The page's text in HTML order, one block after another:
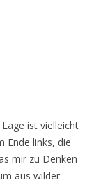
ist vielleicht
Ende links, die
mir zu Denken
aus wilder